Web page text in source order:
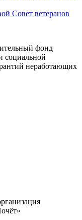
Совет ветеранов
фонд
социальной
неработающих